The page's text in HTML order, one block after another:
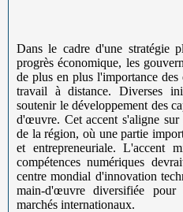
Dans le cadre d'une stratégie
progrès économique, les
de plus en plus l'importance des
travail à distance. Diverses
soutenir le développement des
d'œuvre. Cet accent s'aligne sur
de la région, où une partie
et entrepreneuriale. L'accent
compétences numériques
centre mondial d'innovation
main-d'œuvre diversifiée pour
marchés internationaux.